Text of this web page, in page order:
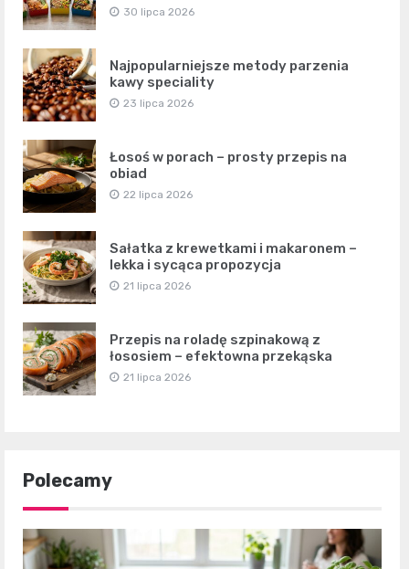
30 lipca 2026
Najpopularniejsze metody parzenia
kawy speciality
23 lipca 2026
Łosoś w porach – prosty przepis na
obiad
22 lipca 2026
Sałatka z krewetkami i makaronem –
lekka i sycąca propozycja
21 lipca 2026
Przepis na roladę szpinakową z
łososiem – efektowna przekąska
21 lipca 2026
Polecamy